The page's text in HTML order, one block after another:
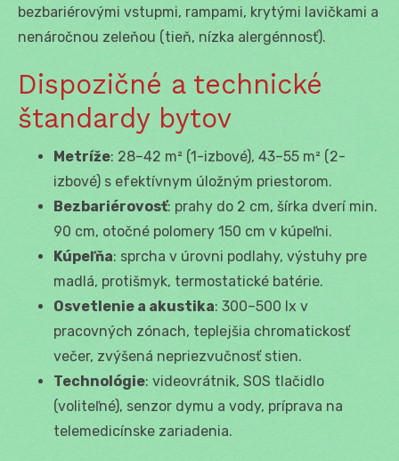
bezbariérovými vstupmi, rampami, krytými lavičkami a
nenáročnou zeleňou (tieň, nízka alergénnosť).
Dispozičné a technické
štandardy bytov
Metríže: 28–42 m² (1-izbové), 43–55 m² (2-
izbové) s efektívnym úložným priestorom.
Bezbariérovosť: prahy do 2 cm, šírka dverí min.
90 cm, otočné polomery 150 cm v kúpeľni.
Kúpeľňa: sprcha v úrovni podlahy, výstuhy pre
madlá, protišmyk, termostatické batérie.
Osvetlenie a akustika: 300–500 lx v
pracovných zónach, teplejšia chromatickosť
večer, zvýšená nepriezvučnosť stien.
Technológie: videovrátnik, SOS tlačidlo
(voliteľné), senzor dymu a vody, príprava na
telemedicínske zariadenia.